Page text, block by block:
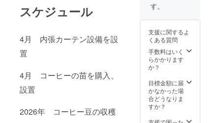
スケジュール
4月 内張カーテン設備を設
置
4月 コーヒーの苗を購入、
設置
2026年 コーヒー豆の収穫
お問い
してい
ただ
き、そ
の後ハ
ウスの
所をお
送りし
ます。
国産
ヒー豆
す。
支援に関するよ
くある質問
手数料はいく
らかかります
か？
目標金額に届
かなかった場
合どうなりま
すか？